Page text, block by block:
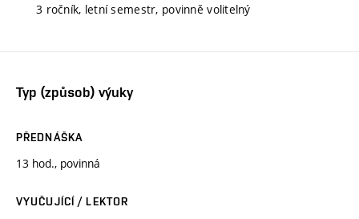
3 ročník, letní semestr, povinně volitelný
Typ (způsob) výuky
PŘEDNÁŠKA
13 hod., povinná
VYUČUJÍCÍ / LEKTOR